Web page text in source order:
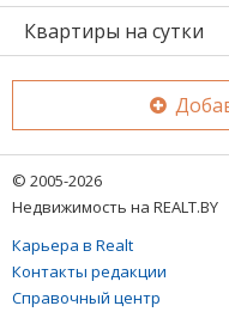
Квартиры на сутки
© 2005-2026
Недвижимость на REALT.BY
Карьера в Realt
Контакты редакции
Справочный центр